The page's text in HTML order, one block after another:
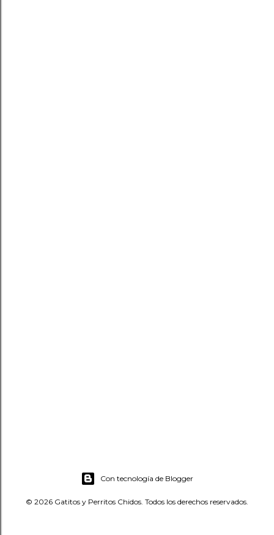
Con tecnología de Blogger
© 2026 Gatitos y Perritos Chidos. Todos los derechos reservados.